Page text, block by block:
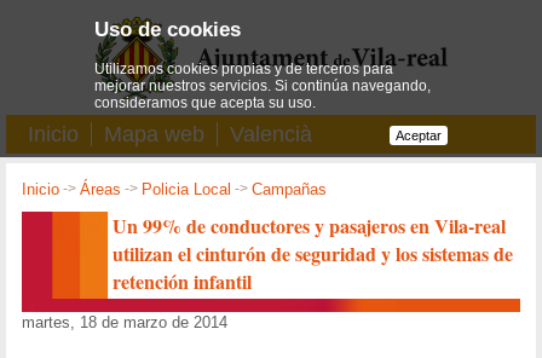
Inicio Mapa web Valencià
Inicio ->Áreas -> Policia Local ->Campañas
Un 99% de conductores y pasajeros en Vila-real
utilizan el cinturón de seguridad y los sistemas de
retención infantil
martes, 18 de marzo de 2014
Uso de cookies
Utilizamos cookies propias y de terceros para
mejorar nuestros servicios. Si continúa navegando,
consideramos que acepta su uso.
Aceptar